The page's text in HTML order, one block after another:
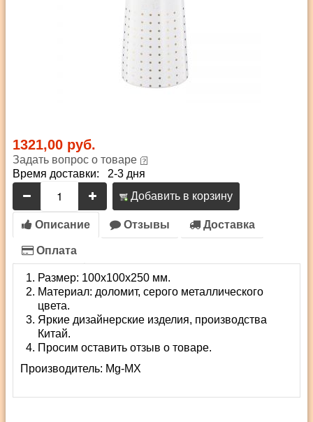
1321,00 руб.
Задать вопрос о товаре
Время доставки: 2-3 дня
Добавить в корзину
Описание Отзывы Доставка
Оплата
Размер: 100х100х250 мм.
Материал: доломит, серого металлического
цвета.
Яркие дизайнерские изделия, производства
Китай.
Просим оставить отзыв о товаре.
Производитель: Mg-MX